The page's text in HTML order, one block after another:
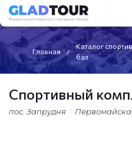
Главная
Каталог
баз
Спортивный
пос. Запрудня